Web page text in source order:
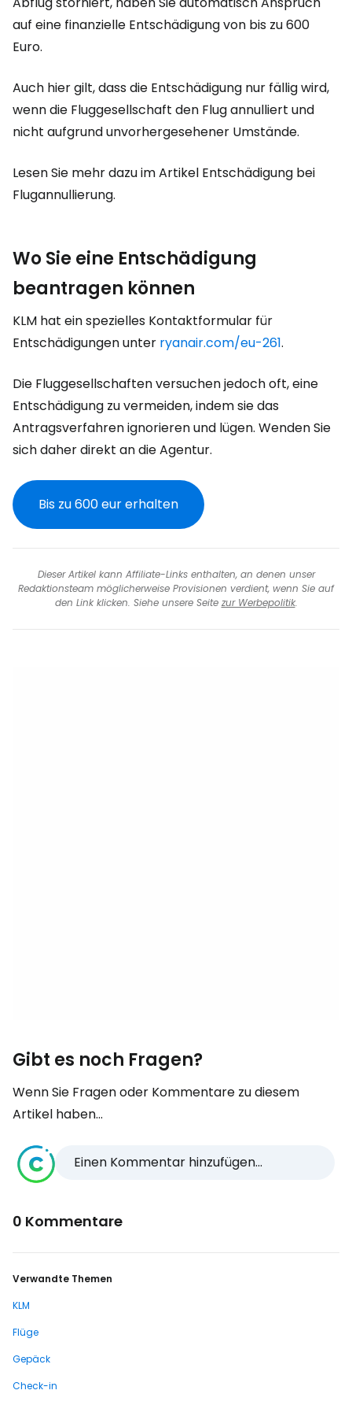
auf eine finanzielle Entschädigung von bis zu 600
Euro.
Auch hier gilt, dass die Entschädigung nur fällig wird,
wenn die Fluggesellschaft den Flug annulliert und
nicht aufgrund unvorhergesehener Umstände.
Lesen Sie mehr dazu im Artikel Entschädigung bei
Flugannullierung.
Wo Sie eine Entschädigung
beantragen können
KLM hat ein spezielles Kontaktformular für
Entschädigungen unter ryanair.com/eu-261.
Die Fluggesellschaften versuchen jedoch oft, eine
Entschädigung zu vermeiden, indem sie das
Antragsverfahren ignorieren und lügen. Wenden Sie
sich daher direkt an die Agentur.
Bis zu 600 eur erhalten
Dieser Artikel kann Affiliate-Links enthalten, an denen unser
Redaktionsteam möglicherweise Provisionen verdient, wenn Sie auf
den Link klicken. Siehe unsere Seite zur Werbepolitik.
Gibt es noch Fragen?
Wenn Sie Fragen oder Kommentare zu diesem
Artikel haben...
Einen Kommentar hinzufügen...
0 Kommentare
Verwandte Themen
KLM
Flüge
Gepäck
Check-in